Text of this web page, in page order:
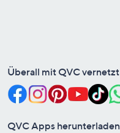
Überall mit QVC vernetzt
QVC Apps herunterladen